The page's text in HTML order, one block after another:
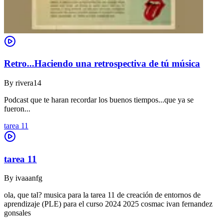
Retro...Haciendo una retrospectiva de tú música
By rivera14
Podcast que te haran recordar los buenos tiempos...que ya se
fueron...
tarea 11
tarea 11
By ivaaanfg
ola, que tal? musica para la tarea 11 de creación de entornos de
aprendizaje (PLE) para el curso 2024 2025 cosmac ivan fernandez
gonsales